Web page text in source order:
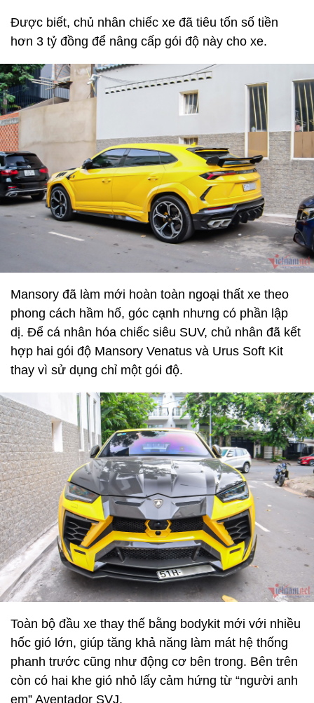
Được biết, chủ nhân chiếc xe đã tiêu tốn số tiền
hơn 3 tỷ đồng để nâng cấp gói độ này cho xe.
Mansory đã làm mới hoàn toàn ngoại thất xe theo
phong cách hầm hố, góc cạnh nhưng có phần lập
dị. Để cá nhân hóa chiếc siêu SUV, chủ nhân đã kết
hợp hai gói độ Mansory Venatus và Urus Soft Kit
thay vì sử dụng chỉ một gói độ.
Toàn bộ đầu xe thay thế bằng bodykit mới với nhiều
hốc gió lớn, giúp tăng khả năng làm mát hệ thống
phanh trước cũng như động cơ bên trong. Bên trên
còn có hai khe gió nhỏ lấy cảm hứng từ “người anh
em” Aventador SVJ.